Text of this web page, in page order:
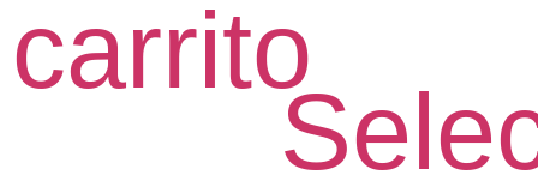
carrito